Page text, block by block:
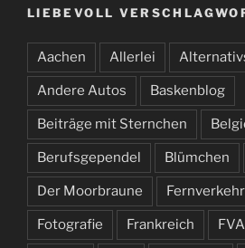
LIEBEVOLL
Aachen Allerlei
Andere Autos Baskenblog
Beiträge mit Sternchen
Berufsgependel Blümchen
Der Moorbraune Fernverkehr
Fotografie Frankreich FVA